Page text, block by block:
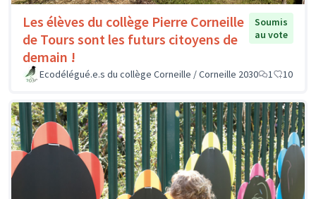
Les élèves du collège Pierre Corneille
de Tours sont les futurs citoyens de
demain !
Soumis
au vote
Ecodélégué.e.s du collège Corneille / Corneille 2030 1 10